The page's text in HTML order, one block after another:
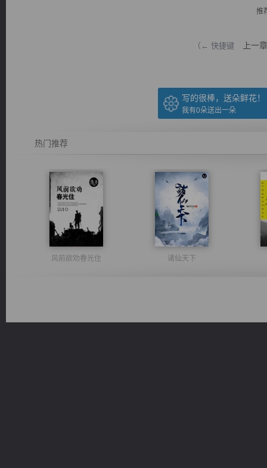
推
（← 快捷键 上一章
写的很棒，送朵鲜花！
我有0朵送出一朵
热门推荐
风前欲劝春光住 诸仙天下